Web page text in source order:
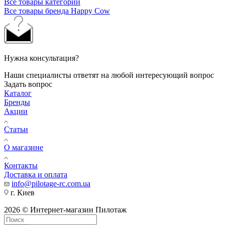
Все товары категории
Все товары бренда Happy Cow
Нужна консультация?
Наши специалисты ответят на любой интересующий вопрос
Задать вопрос
Каталог
Бренды
Акции
Статьи
О магазине
Контакты
Доставка и оплата
info@pilotage-rc.com.ua
г. Киев
2026 © Интернет-магазин Пилотаж